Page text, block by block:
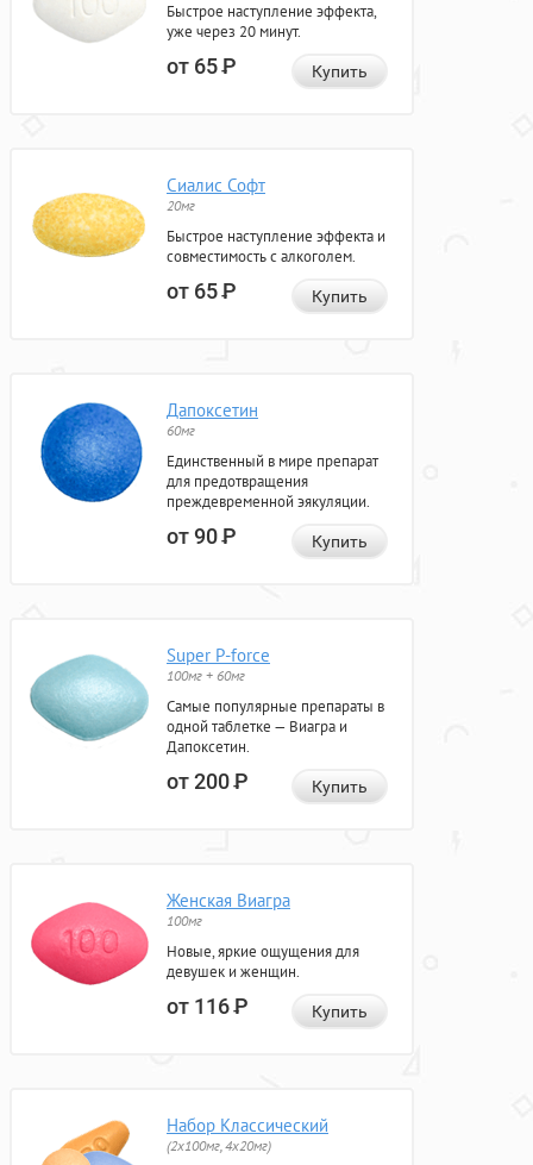
Быстрое наступление эффекта,
уже через 20 минут.
от 65Р Купить
Сиалис Софт
20мг
Быстрое наступление эффекта и
совместимость с алкоголем.
от 65Р Купить
Дапоксетин
60мг
Единственный в мире препарат
для предотвращения
преждевременной эякуляции.
от 90Р Купить
Super P-force
100мг + 60мг
Самые популярные препараты в
одной таблетке — Виагра и
Дапоксетин.
от 200Р Купить
Женская Виагра
100мг
Новые, яркие ощущения для
девушек и женщин.
от 116Р Купить
Набор Классический
(2x100мг, 4x20мг)